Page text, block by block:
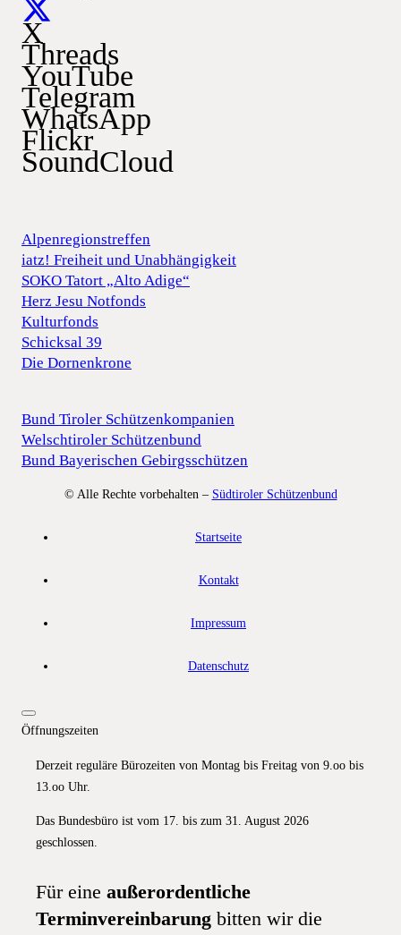
X
Threads
YouTube
Telegram
WhatsApp
Flickr
SoundCloud
Alpenregionstreffen
iatz! Freiheit und Unabhängigkeit
SOKO Tatort „Alto Adige“
Herz Jesu Notfonds
Kulturfonds
Schicksal 39
Die Dornenkrone
Bund Tiroler Schützenkompanien
Welschtiroler Schützenbund
Bund Bayerischen Gebirgsschützen
© Alle Rechte vorbehalten – Südtiroler Schützenbund
Startseite
Kontakt
Impressum
Datenschutz
Öffnungszeiten
Derzeit reguläre Bürozeiten von Montag bis Freitag von 9.oo bis
13.oo Uhr.
Das Bundesbüro ist vom 17. bis zum 31. August 2026
geschlossen.
Für eine außerordentliche
Terminvereinbarung bitten wir die